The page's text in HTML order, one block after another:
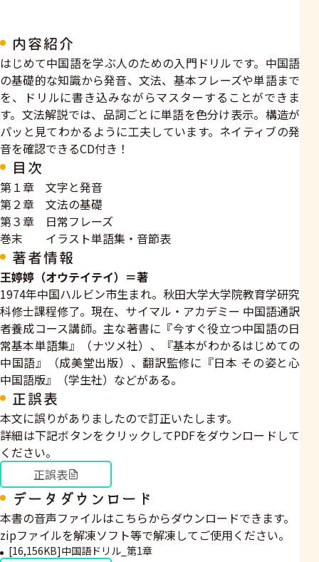
内容紹介
はじめて中国語を学ぶ人のための入門ドリルです。中国語
の基礎的な知識から発音、文法、基本フレーズや単語まで
を、ドリルに書き込みながらマスターすることができま
す。文法解説では、品詞ごとに単語を色分け表示。構造が
パッと見てわかるように工夫しています。ネイティブの発
音を確認できるCD付き！
目次
第１章 文字と発音
第２章 文法の基礎
第３章 日常フレーズ
巻末 イラスト単語集・音節表
著者情報
王婷婷（オウテイテイ）＝著
1974年中国ハルビン市生まれ。秋田大学大学院教育学研究
科修士課程修了。現在、サイマル・アカデミー 中国語通訳
者養成コース講師。主な著書に『今すぐ役立つ中国語の日
常基本単語集』（ナツメ社）、『基本がわかるはじめての
中国語』（成美堂出版）、翻訳監修に『日本 その姿と心
中国語版』（学生社）などがある。
正誤表
本文に誤りがありましたので訂正いたします。
詳細は下記ボタンをクリックしてPDFをダウンロードして
ください。
正誤表
データダウンロード
本書の音声ファイルはこちらからダウンロードできます。
zipファイルを解凍ソフト等で解凍してご使用ください。
[16,156KB]中国語ドリル_第1章